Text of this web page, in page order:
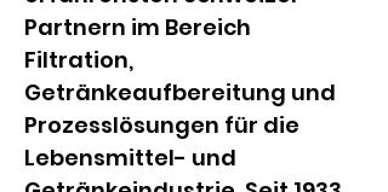
Partnern im Bereich
Filtration,
Getränkeaufbereitung und
Prozesslösungen für die
Lebensmittel- und